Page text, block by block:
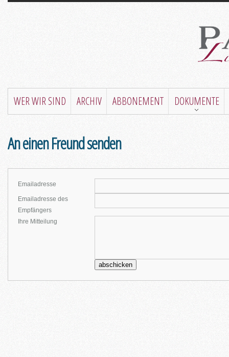
WER WIR SIND ARCHIV ABBONEMENT DOKUMENTE
An einen Freund senden
Emailadresse
Emailadresse des
Empfängers
Ihre Mitteilung